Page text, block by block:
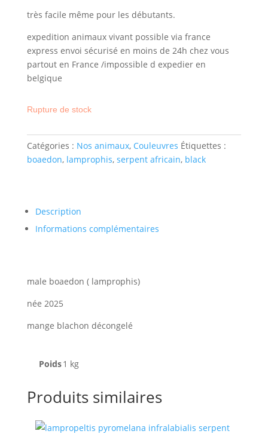
très facile même pour les débutants.
expedition animaux vivant possible via france
express envoi sécurisé en moins de 24h chez vous
partout en France /impossible d expedier en
belgique
Rupture de stock
Catégories : Nos animaux, Couleuvres Étiquettes :
boaedon, lamprophis, serpent africain, black
Description
Informations complémentaires
male boaedon ( lamprophis)
née 2025
mange blachon décongelé
Poids1 kg
Produits similaires